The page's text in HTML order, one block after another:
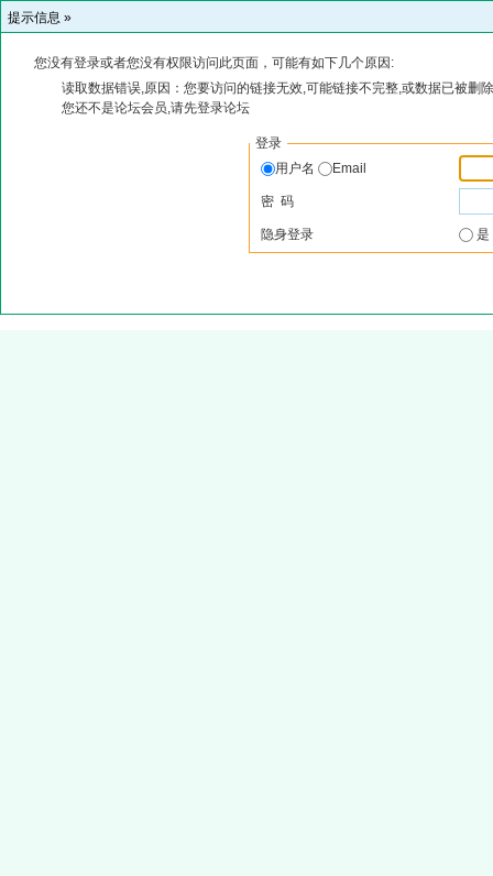
提示信息 »
您没有登录或者您没有权限访问此页面，可能有如下几个原因:
读取数据错误,原因：您要访问的链接无效,可能链接不完整,或数据已被删
您还不是论坛会员,请先登录论坛
登录
用户名
Email
密 码
隐身登录